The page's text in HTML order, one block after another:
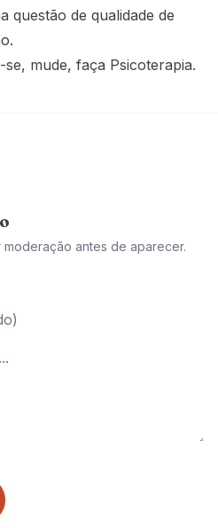
questão de qualidade de
mude, faça Psicoterapia.
antes de aparecer.